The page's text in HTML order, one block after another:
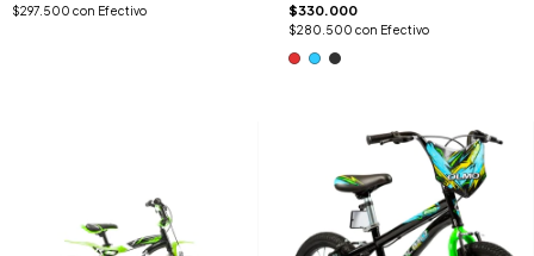
$297.500 con Efectivo $330.000
$280.500 con Efectivo